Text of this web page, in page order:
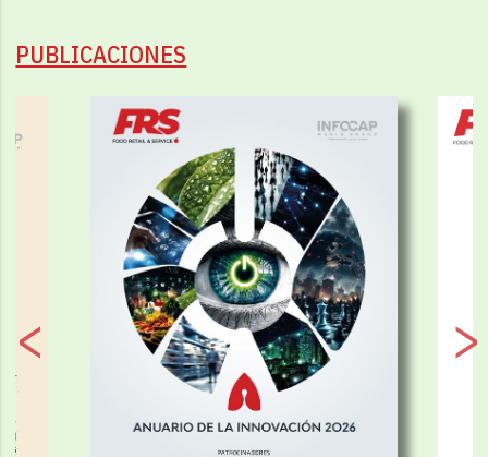
PUBLICACIONES